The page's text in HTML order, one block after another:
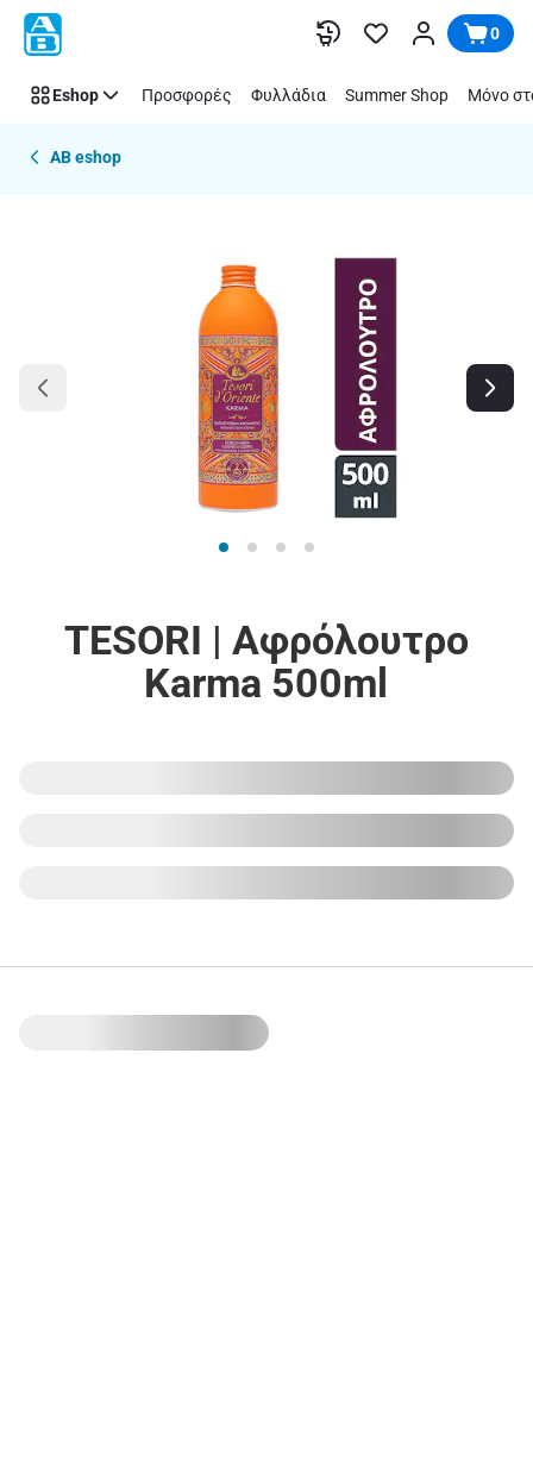
Παράλειψη 0
Eshop Προσφορές Φυλλάδια Summer Shop Μόνο
AB eshop
TESORI | Αφρόλουτρο
Karma 500ml